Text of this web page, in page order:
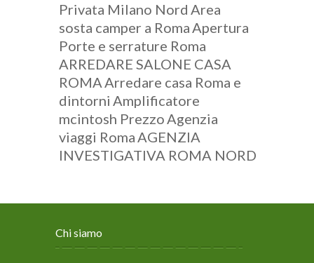
Privata Milano Nord Area
sosta camper a RomaApertura
Porte e serrature Roma
ARREDARE SALONE CASA
ROMAArredare casa Roma e
dintorni Amplificatore
mcintosh PrezzoAgenzia
viaggi RomaAGENZIA
INVESTIGATIVA ROMA NORD
Chi siamo